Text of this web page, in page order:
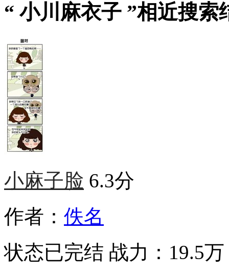
“ 小川麻衣子 ”相近搜索
小麻子脸 6.3分
作者： 佚名
状态已完结 战力：19.5万